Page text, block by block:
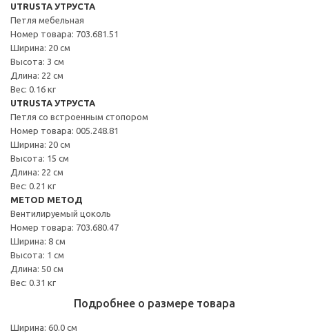
UTRUSTA УТРУСТА
Петля мебельная
Номер товара: 703.681.51
Ширина: 20 см
Высота: 3 см
Длина: 22 см
Вес: 0.16 кг
UTRUSTA УТРУСТА
Петля со встроенным стопором
Номер товара: 005.248.81
Ширина: 20 см
Высота: 15 см
Длина: 22 см
Вес: 0.21 кг
METOD МЕТОД
Вентилируемый цоколь
Номер товара: 703.680.47
Ширина: 8 см
Высота: 1 см
Длина: 50 см
Вес: 0.31 кг
Подробнее о размере товара
Ширина: 60.0 см